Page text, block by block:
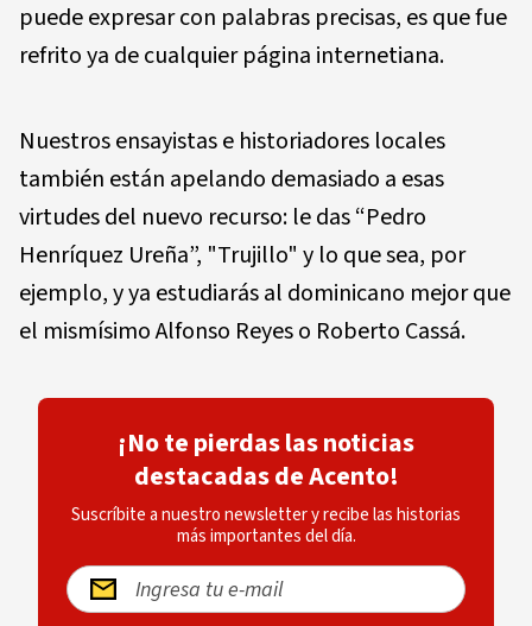
puede expresar con palabras precisas, es que fue
refrito ya de cualquier página internetiana.
Nuestros ensayistas e historiadores locales
también están apelando demasiado a esas
virtudes del nuevo recurso: le das “Pedro
Henríquez Ureña”, "Trujillo" y lo que sea, por
ejemplo, y ya estudiarás al dominicano mejor que
el mismísimo Alfonso Reyes o Roberto Cassá.
¡No te pierdas las noticias
destacadas de Acento!
Suscríbite a nuestro newsletter y recibe las historias
más importantes del día.